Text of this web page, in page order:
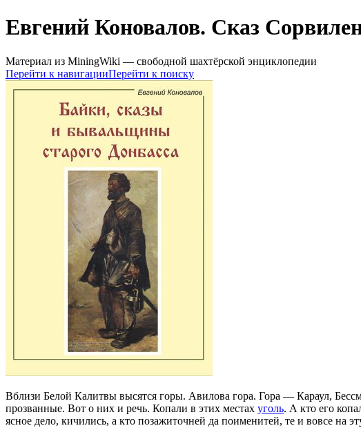
Евгений Коновалов. Сказ
Материал из MiningWiki — свободной шахтёрской энциклопедии
Перейти к навигацииПерейти к поиску
Вблизи Белой Калитвы высятся горы. Авилова гора. Гора — Караул,
прозванные. Вот о них и речь. Копали в этих местах уголь. А кто его
ясное дело, кичились, а кто позажиточней да поименитей, те и вовсе на